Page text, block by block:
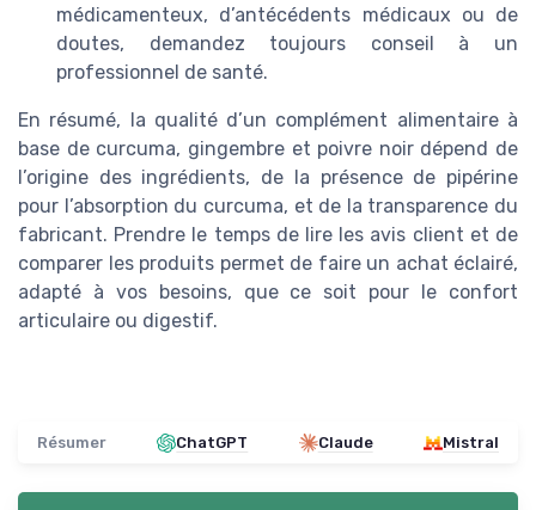
médicamenteux, d’antécédents médicaux ou de
doutes, demandez toujours conseil à un
professionnel de santé.
En résumé, la qualité d’un complément alimentaire à
base de curcuma, gingembre et poivre noir dépend de
l’origine des ingrédients, de la présence de pipérine
pour l’absorption du curcuma, et de la transparence du
fabricant. Prendre le temps de lire les avis client et de
comparer les produits permet de faire un achat éclairé,
adapté à vos besoins, que ce soit pour le confort
articulaire ou digestif.
Résumer ChatGPT Claude Mistral